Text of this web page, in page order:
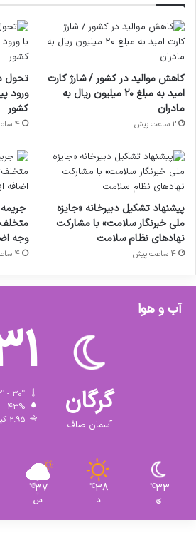
کاهش موالید در کشور / شارژ کارت
امید به مبلغ ۲۰ میلیون ریال به
مادران
2 ساعت پیش
تحول
ورود
کشور
4 ساعت پیش
پیشنهاد تشکیل دبیرخانه «جایزه
ملی خبرنگار سلامت» با مشارکت
نهادهای نظام سلامت
4 ساعت پیش
وجه
4 ساعت پیش
آب و هوا
گرگان
آسمان صاف
43%
2.95 کیلومتر/ساعت
33
℃
ی
38
℃
د
37
℃
س